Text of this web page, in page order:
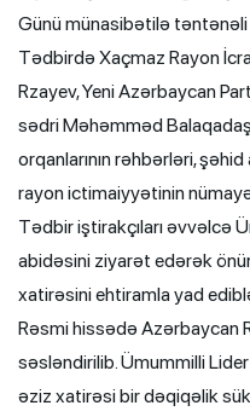
Günü münasibətilə
Tədbirdə Xaçmaz Rayon
Rzayev, Yeni Azərbaycan
sədri Məhəmməd
orqanlarının rəhbərləri,
rayon ictimaiyyətinin
Tədbir iştirakçıları əvvəlcə
abidəsini ziyarət edərək
xatirəsini ehtiramla yad
Rəsmi hissədə Azərbaycan
səsləndirilib. Ümummilli
əziz xatirəsi bir dəqiqəlik